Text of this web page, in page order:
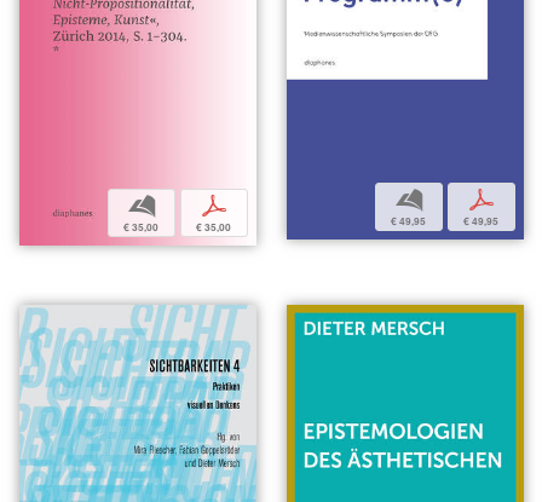
b
€ 35,00
p
€ 35,00
b
€ 49,95
p
€ 49,95